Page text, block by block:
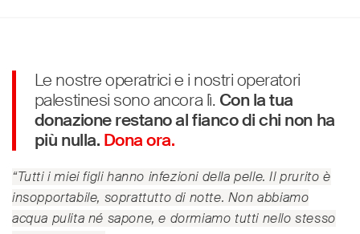
Le nostre operatrici e i nostri operatori
palestinesi sono ancora lì. Con la tua
donazione restano al fianco di chi non ha
più nulla. Dona ora.
“Tutti i miei figli hanno infezioni della pelle. Il prurito è
insopportabile, soprattutto di notte. Non abbiamo
acqua pulita né sapone, e dormiamo tutti nello stesso